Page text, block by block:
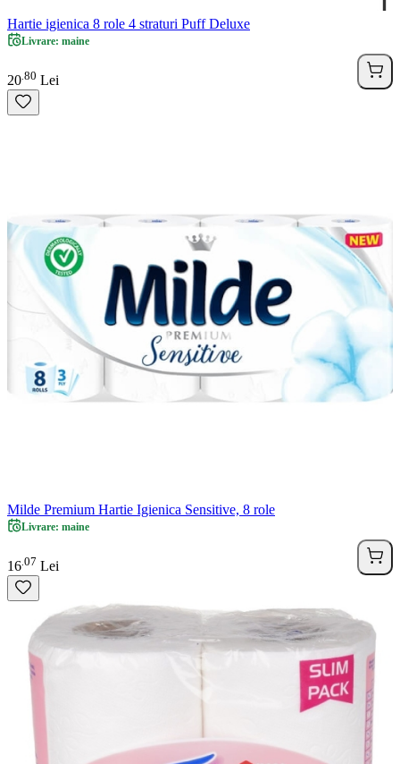
Hartie igienica 8 role 4 straturi Puff Deluxe
Livrare: maine
20 80 Lei
Milde Premium Hartie Igienica Sensitive, 8 role
Livrare: maine
16 07 Lei